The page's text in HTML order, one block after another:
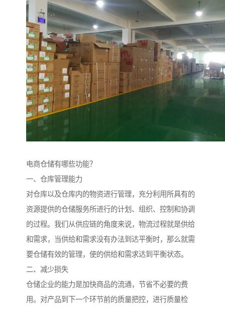
电商仓储有哪些功能？
一、仓库管理能力
对仓库以及仓库内的物资进行管理，充分利用所具有的
资源提供的仓储服务所进行的计划、组织、控制和协调
的过程。我们从供应链的角度来说，物流过程就是供给
和需求，当供给和需求没有办法到达平衡时，那么就需
要仓储有效的管理，使的供给和需求达到平衡状态。
二、减少损失
仓储企业的能力是加快商品的流通，节省不必要的费
用。对产品到下一个环节前的质量把控，进行质量检